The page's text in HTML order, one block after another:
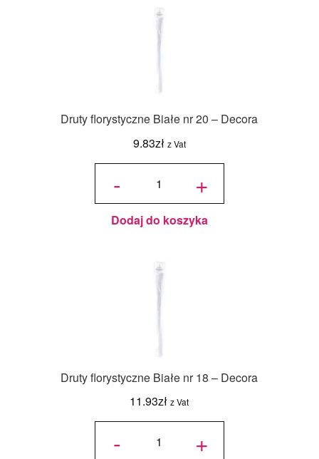
Druty florystyczne Białe nr 20 – Decora
9.83zł z Vat
-
ilość Druty
- Decora +
Dodaj do koszyka
Druty florystyczne Białe nr 18 – Decora
11.93zł z Vat
-
ilość Druty
- Decora +